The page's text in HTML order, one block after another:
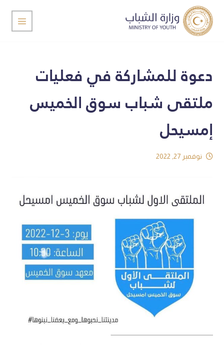
دعوة للمشاركة في فعليات
ملتقى شباب سوق الخميس
إمسيحل
نوفمبر 27, 2022